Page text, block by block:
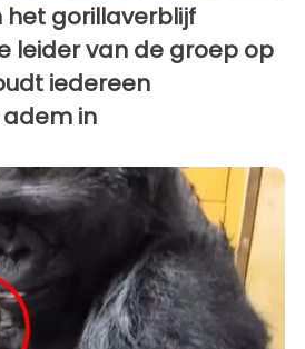
het gorillaverblijf
leider van de groep op
iedereen
in